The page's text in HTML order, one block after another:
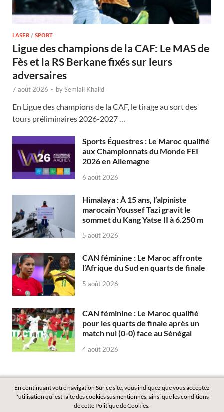
LASER / SPORT
Ligue des champions de la CAF: Le MAS de
Fès et la RS Berkane fixés sur leurs
adversaires
7 août 2026 - bySemlali Khalid
En Ligue des champions de la CAF, le tirage au sort des
tours préliminaires 2026-2027 …
Sports Équestres : Le Maroc qualifié
aux Championnats du Monde FEI
2026 en Allemagne
6 août 2026
Himalaya : À 15 ans, l’alpiniste
marocain Youssef Tazi gravit le
sommet du Kang Yatse II à 6.250 m
5 août 2026
CAN féminine : Le Maroc affronte
l’Afrique du Sud en quarts de finale
5 août 2026
CAN féminine : Le Maroc qualifié
pour les quarts de finale après un
match nul (0-0) face au Sénégal
4 août 2026
En continuant votre navigation Sur ce site, vous indiquez que vous acceptez
l'utilisation qui est faite des cookies susmentionnés, ainsi que les conditions
de cette Politique de Cookies.